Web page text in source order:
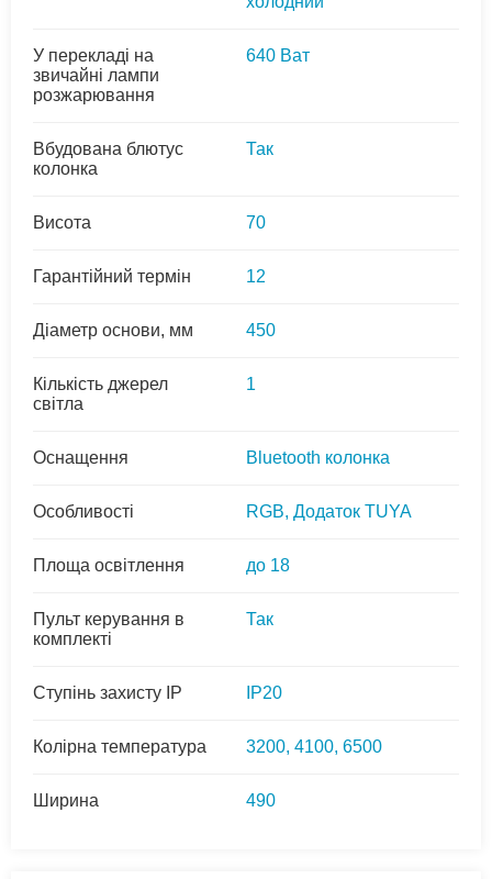
У перекладі на
звичайні лампи
розжарювання
640 Ват
Вбудована блютус
колонка
Так
Висота 70
Гарантійний термін 12
Діаметр основи, мм 450
Кількість джерел
світла
1
Оснащення Bluetooth колонка
Особливості RGB, Додаток TUYA
Площа освітлення до 18
Пульт керування в
комплекті
Так
Ступінь захисту IP IP20
Колірна температура 3200, 4100, 6500
Ширина 490